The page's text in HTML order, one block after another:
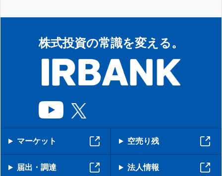
株式投資の常識を変える。
マーケット 空売り残
届出・調達 法人情報